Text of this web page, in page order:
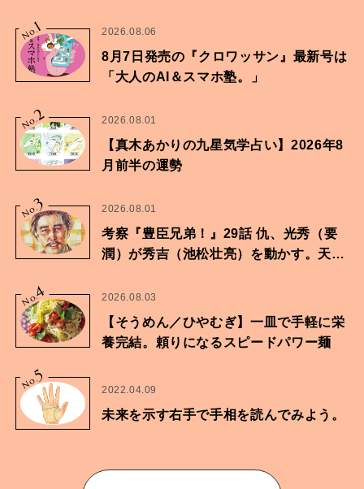
No.
1 2026.08.06
8月7日発売の『クロワッサン』最新号は
「大人のAI＆スマホ塾。」
No.2 2026.08.01
【真木あかりの九星気学占い】2026年8
月前半の運勢
No.
3 2026.08.01
考察『豊臣兄弟！』29話 仇、光秀（要
潤）が秀吉（池松壮亮）を動かす。天下
No.
4 2026.08.03
【そうめん／ひやむぎ】一皿で手軽に栄
養完結。頼りになるスピードパワー麺
No.5
2022.04.09
未来を示す右手で手相を読んでみよう。